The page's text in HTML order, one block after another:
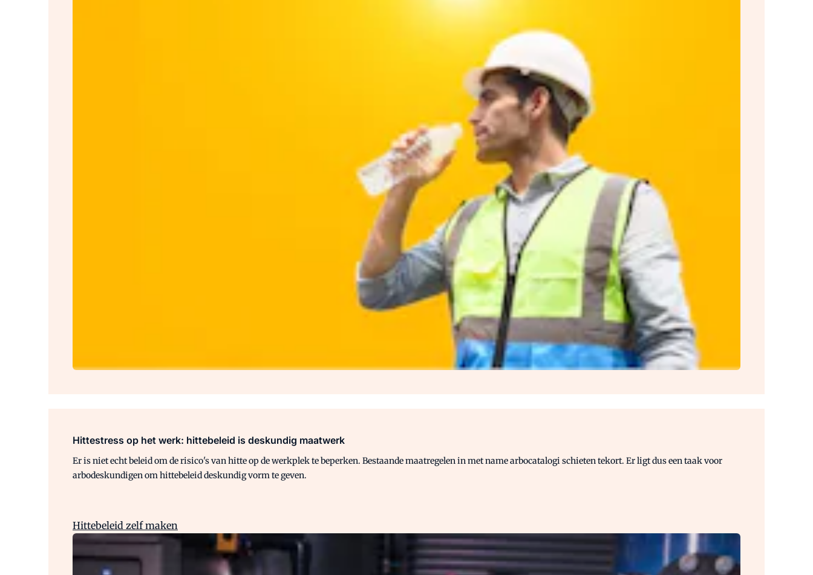
Hittestress op het werk: hittebeleid is deskundig maatwerk
Er is niet echt beleid om de risico's van hitte op de werkplek te beperken. Bestaande maatregelen in met namearbocatalogischieten tekort. Er ligt dus een taak voor
arbodeskundigenom hittebeleid deskundig vorm te geven.
Hittebeleid zelf maken